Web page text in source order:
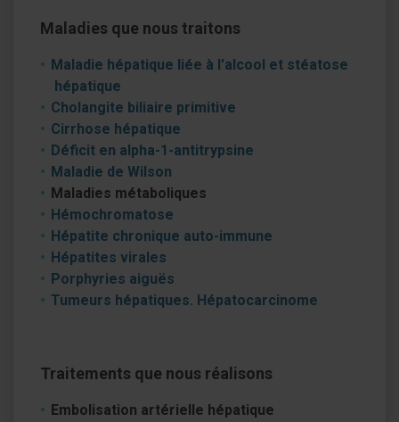
Maladies que nous traitons
Maladie hépatique liée à l'alcool et stéatose
hépatique
Cholangite biliaire primitive
Cirrhose hépatique
Déficit en alpha-1-antitrypsine
Maladie de Wilson
Maladies métaboliques
Hémochromatose
Hépatite chronique auto-immune
Hépatites virales
Porphyries aiguës
Tumeurs hépatiques. Hépatocarcinome
Traitements que nous réalisons
Embolisation artérielle hépatique